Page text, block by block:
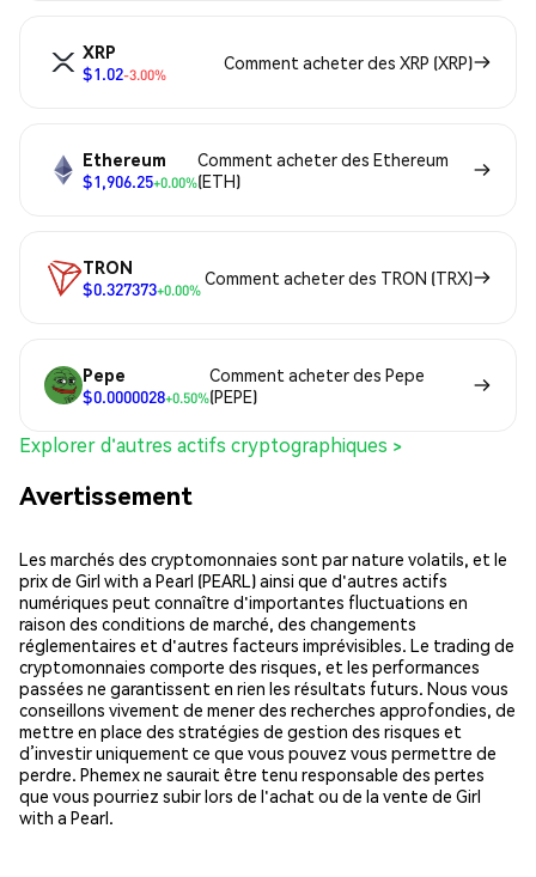
XRP
$1.02-3.00%
Comment acheter des XRP (XRP)
Ethereum
$1,906.25+0.00%
Comment acheter des Ethereum
(ETH)
TRON
$0.327373+0.00%
Comment acheter des TRON (TRX)
Pepe
$0.0000028+0.50%
Comment acheter des Pepe
(PEPE)
Explorer d'autres actifs cryptographiques >
Avertissement
Les marchés des cryptomonnaies sont par nature volatils, et le
prix de Girl with a Pearl (PEARL) ainsi que d'autres actifs
numériques peut connaître d'importantes fluctuations en
raison des conditions de marché, des changements
réglementaires et d'autres facteurs imprévisibles. Le trading de
cryptomonnaies comporte des risques, et les performances
passées ne garantissent en rien les résultats futurs. Nous vous
conseillons vivement de mener des recherches approfondies, de
mettre en place des stratégies de gestion des risques et
d’investir uniquement ce que vous pouvez vous permettre de
perdre. Phemex ne saurait être tenu responsable des pertes
que vous pourriez subir lors de l'achat ou de la vente de Girl
with a Pearl.